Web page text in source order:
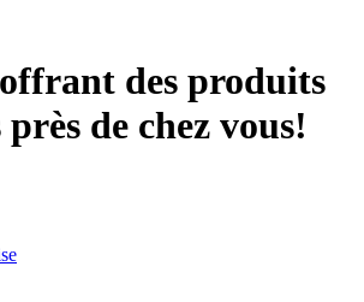
des produits
près de chez vous!